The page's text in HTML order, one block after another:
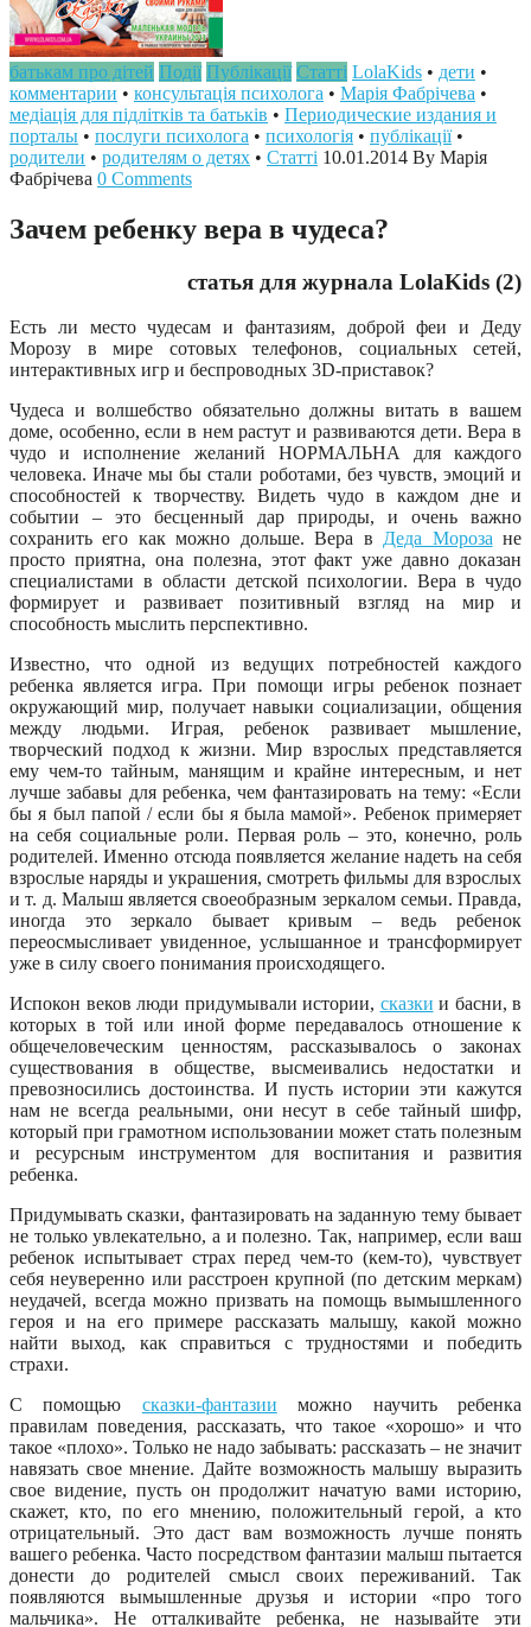
батькам про дітей Події Публікації Статті LolaKids • дети •
комментарии • консультація психолога • Марія Фабрічева •
медіація для підлітків та батьків • Периодические издания и
порталы • послуги психолога • психологія • публікації•
родители • родителям о детях • Статті 10.01.2014 By Марія
Фабрічева 0 Comments
Зачем ребенку вера в чудеса?
статья для журнала LolaKids (2)
Есть ли место чудесам и фантазиям, доброй феи и Деду
Морозу в мире сотовых телефонов, социальных сетей,
интерактивных игр и беспроводных 3D-приставок?
Чудеса и волшебство обязательно должны витать в вашем
доме, особенно, если в нем растут и развиваются дети. Вера в
чудо и исполнение желаний НОРМАЛЬНА для каждого
человека. Иначе мы бы стали роботами, без чувств, эмоций и
способностей к творчеству. Видеть чудо в каждом дне и
событии – это бесценный дар природы, и очень важно
сохранить его как можно дольше. Вера вДеда Морозане
просто приятна, она полезна, этот факт уже давно доказан
специалистами в области детской психологии. Вера в чудо
формирует и развивает позитивный взгляд на мир и
способность мыслить перспективно.
Известно, что одной из ведущих потребностей каждого
ребенка является игра. При помощи игры ребенок познает
окружающий мир, получает навыки социализации, общения
между людьми. Играя, ребенок развивает мышление,
творческий подход к жизни. Мир взрослых представляется
ему чем-то тайным, манящим и крайне интересным, и нет
лучше забавы для ребенка, чем фантазировать на тему: «Если
бы я был папой / если бы я была мамой». Ребенок примеряет
на себя социальные роли. Первая роль – это, конечно, роль
родителей. Именно отсюда появляется желание надеть на себя
взрослые наряды и украшения, смотреть фильмы для взрослых
и т. д. Малыш является своеобразным зеркалом семьи. Правда,
иногда это зеркало бывает кривым – ведь ребенок
переосмысливает увиденное, услышанное и трансформирует
уже в силу своего понимания происходящего.
Испокон веков люди придумывали истории, сказки и басни, в
которых в той или иной форме передавалось отношение к
общечеловеческим ценностям, рассказывалось о законах
существования в обществе, высмеивались недостатки и
превозносились достоинства. И пусть истории эти кажутся
нам не всегда реальными, они несут в себе тайный шифр,
который при грамотном использовании может стать полезным
и ресурсным инструментом для воспитания и развития
ребенка.
Придумывать сказки, фантазировать на заданную тему бывает
не только увлекательно, а и полезно. Так, например, если ваш
ребенок испытывает страх перед чем-то (кем-то), чувствует
себя неуверенно или расстроен крупной (по детским меркам)
неудачей, всегда можно призвать на помощь вымышленного
героя и на его примере рассказать малышу, какой можно
найти выход, как справиться с трудностями и победить
страхи.
С помощью сказки-фантазии можно научить ребенка
правилам поведения, рассказать, что такое «хорошо» и что
такое «плохо». Только не надо забывать: рассказать – не значит
навязать свое мнение. Дайте возможность малышу выразить
свое видение, пусть он продолжит начатую вами историю,
скажет, кто, по его мнению, положительный герой, а кто
отрицательный. Это даст вам возможность лучше понять
вашего ребенка. Часто посредством фантазии малыш пытается
донести до родителей смысл своих переживаний. Так
появляются вымышленные друзья и истории «про того
мальчика». Не отталкивайте ребенка, не называйте эти